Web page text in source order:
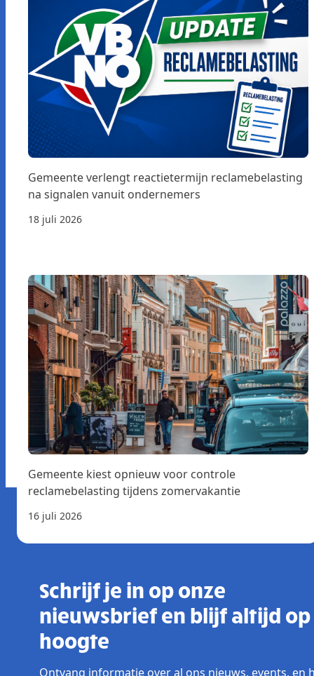
Gemeente verlengt reactietermijn reclamebelasting
na signalen vanuit ondernemers
18 juli 2026
Gemeente kiest opnieuw voor controle
reclamebelasting tijdens zomervakantie
16 juli 2026
Schrijf je in op onze
nieuwsbrief en blijf altijd op
hoogte
Ontvang informatie over al ons nieuws, events, en